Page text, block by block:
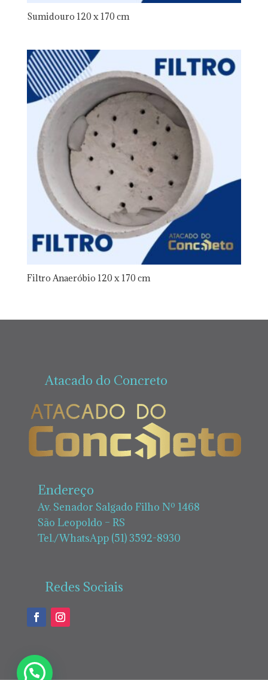
Sumidouro 120 x 170 cm
Filtro Anaeróbio 120 x 170 cm
Atacado do Concreto
Endereço
Av. Senador Salgado Filho Nº 1468
São Leopoldo – RS
Tel./WhatsApp (51) 3592-8930
Redes Sociais